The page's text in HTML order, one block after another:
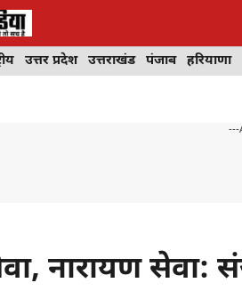
उत्तर प्रदेश उत्तराखंड पंजाब हरियाणा
---
नारायण सेवा: